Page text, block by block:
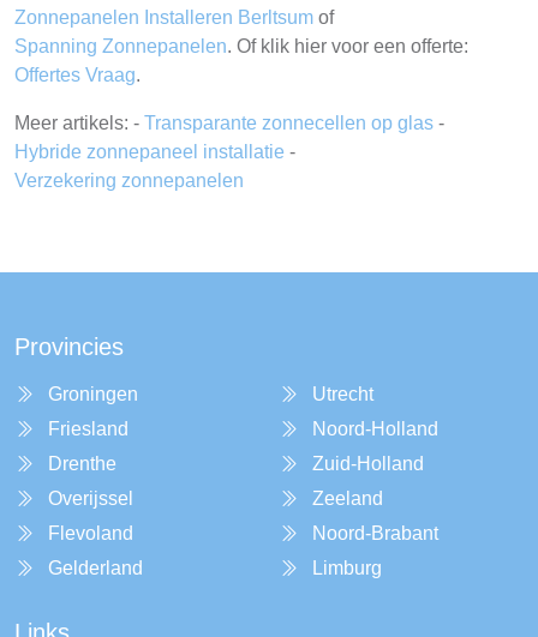
Zonnepanelen Installeren Berltsum of
Spanning Zonnepanelen. Of klik hier voor een offerte:
Offertes Vraag.
Meer artikels: - Transparante zonnecellen op glas -
Hybride zonnepaneel installatie -
Verzekering zonnepanelen
Provincies
Groningen
Friesland
Drenthe
Overijssel
Flevoland
Gelderland
Utrecht
Noord-Holland
Zuid-Holland
Zeeland
Noord-Brabant
Limburg